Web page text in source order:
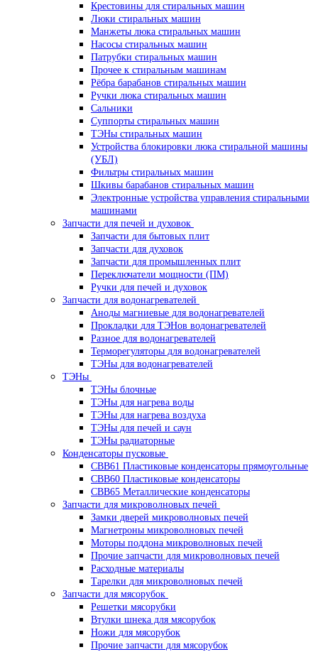
Крестовины для стиральных машин
Люки стиральных машин
Манжеты люка стиральных машин
Насосы стиральных машин
Патрубки стиральных машин
Прочее к стиральным машинам
Рёбра барабанов стиральных машин
Ручки люка стиральных машин
Сальники
Суппорты стиральных машин
ТЭНы стиральных машин
Устройства блокировки люка стиральной машины
(УБЛ)
Фильтры стиральных машин
Шкивы барабанов стиральных машин
Электронные устройства управления стиральными
машинами
Запчасти для печей и духовок
Запчасти для бытовых плит
Запчасти для духовок
Запчасти для промышленных плит
Переключатели мощности (ПМ)
Ручки для печей и духовок
Запчасти для водонагревателей
Аноды магниевые для водонагревателей
Прокладки для ТЭНов водонагревателей
Разное для водонагревателей
Терморегуляторы для водонагревателей
ТЭНы для водонагревателей
ТЭНы
ТЭНы блочные
ТЭНы для нагрева воды
ТЭНы для нагрева воздуха
ТЭНы для печей и саун
ТЭНы радиаторные
Конденсаторы пусковые
CBB61 Пластиковые конденсаторы прямоугольные
CBB60 Пластиковые конденсаторы
CBB65 Металлические конденсаторы
Запчасти для микроволновых печей
Замки дверей микроволновых печей
Магнетроны микроволновых печей
Моторы поддона микроволновых печей
Прочие запчасти для микроволновых печей
Расходные материалы
Тарелки для микроволновых печей
Запчасти для мясорубок
Решетки мясорубки
Втулки шнека для мясорубок
Ножи для мясорубок
Прочие запчасти для мясорубок